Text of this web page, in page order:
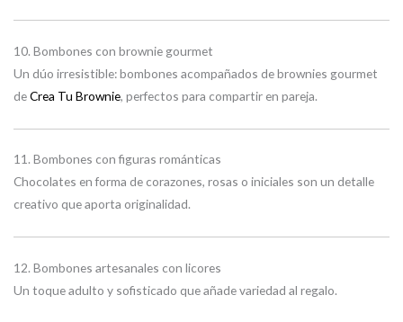
10. Bombones con brownie gourmet
Un dúo irresistible: bombones acompañados de brownies gourmet
deCrea Tu Brownie, perfectos para compartir en pareja.
11. Bombones con figuras románticas
Chocolates en forma de corazones, rosas o iniciales son un detalle
creativo que aporta originalidad.
12. Bombones artesanales con licores
Un toque adulto y sofisticado que añade variedad al regalo.